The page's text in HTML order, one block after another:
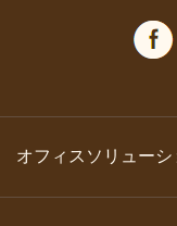
オフィスソリューシ